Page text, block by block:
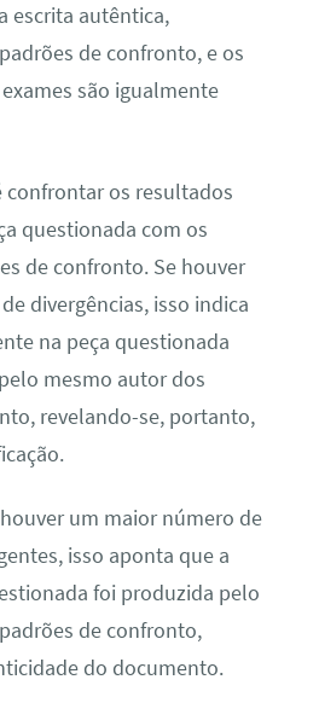
escrita autêntica,
de confronto, e os
são igualmente
confrontar os resultados
questionada com os
de confronto. Se houver
divergências, isso indica
na peça questionada
mesmo autor dos
revelando-se, portanto,
um maior número de
isso aponta que a
foi produzida pelo
de confronto,
do documento.